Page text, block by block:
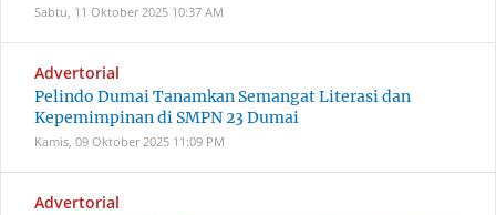
Sabtu, 11 Oktober 2025 10:37 AM
Advertorial
Pelindo Dumai Tanamkan Semangat Literasi dan
Kepemimpinan di SMPN 23 Dumai
Kamis, 09 Oktober 2025 11:09 PM
Advertorial